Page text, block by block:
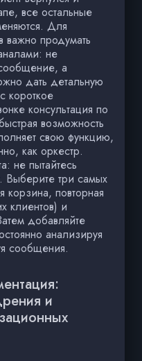
все остальные
Для
важно продумать
не
а
дать детальную
короткое
консультация по
возможность
свою функцию,
как оркестр.
не пытайтесь
Выберите три самых
корзина, повторная
клиентов) и
добавляйте
анализируя
сообщения.
и